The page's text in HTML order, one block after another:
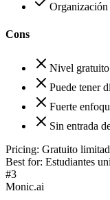
Organización
Cons
Nivel
Puede tener
Fuerte
Sin entrada
Pricing: Gratuito
Best for: Estudiantes
#3
Monic.ai